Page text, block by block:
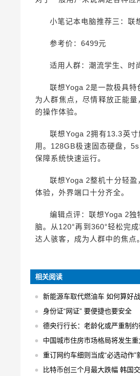
小笔记本电脑推荐三：联
参考价：6499元
适用人群：潮流学生、时
联想Yoga 2是一款极具
为人群焦点，尽情释放正能
的操作体验。
联想Yoga 2拥有13.3英
用。128GB极速固态硬盘，
保障系统快速运行。
联想Yoga 2整机十分轻
体验，外界端口十分齐全。
编辑点评：联想Yoga 2
脑。从120°再到360°轻松完
达人骇客，成为人群中的焦点。
相关阅读
新能源车取代燃油车 如何算好
身份证“网证” 要便捷也要安全
德央行行长：老龄化或严重制
中国城市住房市场格局将发生重
重订网约车细则当成“必选动作”
比特币创三个月最大跌幅 韩国